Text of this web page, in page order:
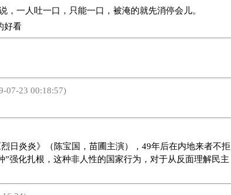
一人吐一口，只能一口，被淹的就先消停会儿。
好看
07-23 00:18:57)
炎炎》（陈宝国，苗圃主演），49年后在内地来者不拒
强化扎根，这种非人性的国家行为，对于从反面理解民主